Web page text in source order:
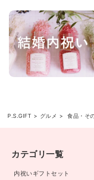
P.S.GIFT グルメ 食品・そ
カテゴリ一覧
内祝いギフトセット